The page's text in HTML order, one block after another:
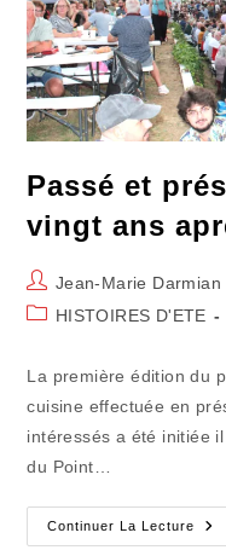
Passé et
vingt ans
Auteur/autrice
de
Jean-Marie Darmian
PostHISTOIRES D'ETE
La première édition du
cuisine effectuée en
intéressés a été initiée
du Point…
Continuer La Lecture
Et